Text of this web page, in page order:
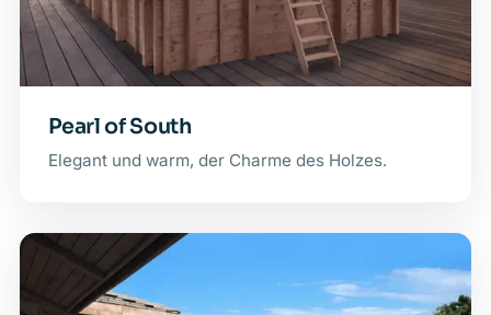
Pearl of South
Elegant und warm, der Charme des Holzes.